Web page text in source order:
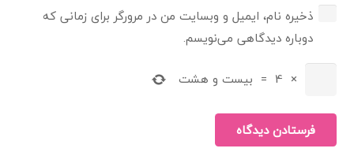
ذخیره نام، ایمیل و وبسایت من در مرورگر برای زمانی که
دوباره دیدگاهی می‌نویسم.
×
4
= بیست و هشت
فرستادن دیدگاه